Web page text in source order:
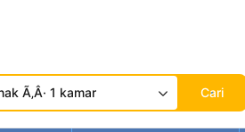
Ã‚Â· 1 kamar Cari